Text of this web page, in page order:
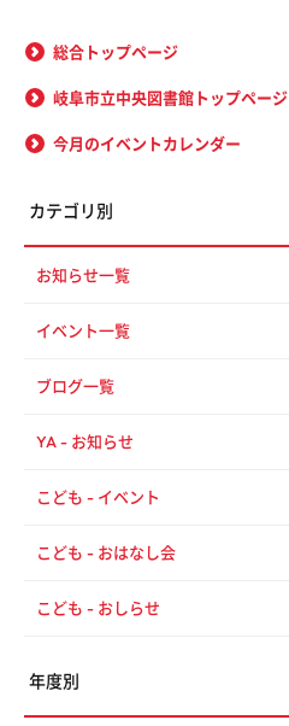
総合トップページ
岐阜市立中央図書館トップページ
今月のイベントカレンダー
カテゴリ別
お知らせ一覧
イベント一覧
ブログ一覧
YA - お知らせ
こども - イベント
こども - おはなし会
こども - おしらせ
年度別